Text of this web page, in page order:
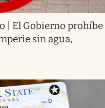
| El Gobierno prohíbe
sin agua,